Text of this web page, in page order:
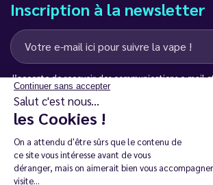
Continuer sans accepter
Salut c'est nous...
les Cookies !
On a attendu d'être sûrs que le contenu de
ce site vous intéresse avant de vous
déranger, mais on aimerait bien vous
visite...
Inscription à la newsletter
J’accepte de recevoir des communications e-mail
LD Groupe
Restez en contact